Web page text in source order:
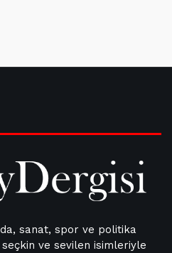
sanat, spor ve politika
seçkin ve sevilen isimleriyle